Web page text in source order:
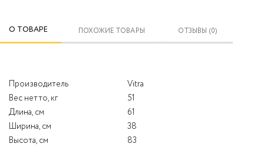
О ТОВАРЕ ПОХОЖИЕ ТОВАРЫ ОТЗЫВЫ (0)
Производитель
Vitra
Вес нетто, кг
51
Длина, см
61
Ширина, см
38
Высота, см
83